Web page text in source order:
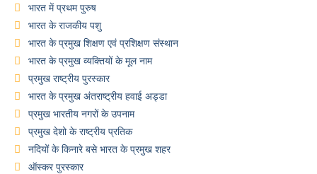
भारत में प्रथम पुरुष
भारत के राजकीय पशु
भारत के प्रमुख शिक्षण एवं प्रशिक्षण संस्थान
भारत के प्रमुख व्यक्तियों के मूल नाम
प्रमुख राष्ट्रीय पुरस्कार
भारत के प्रमुख अंतराष्ट्रीय हवाई अड्डा
प्रमुख भारतीय नगरों के उपनाम
प्रमुख देशो के राष्ट्रीय प्रतिक
नदियों के किनारे बसे भारत के प्रमुख शहर
ऑस्कर पुरस्कार